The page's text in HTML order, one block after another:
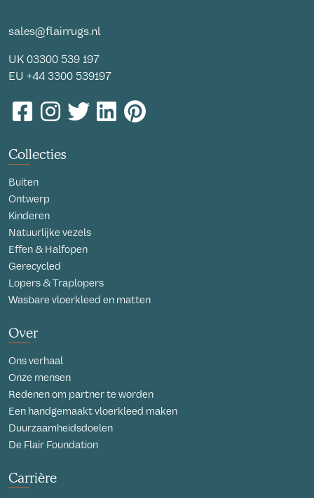
sales@flairrugs.nl
UK 03300 539 197
EU +44 3300 539197
Collecties
Buiten
Ontwerp
Kinderen
Natuurlijke vezels
Effen & Halfopen
Gerecycled
Lopers & Traplopers
Wasbare vloerkleed en matten
Over
Ons verhaal
Onze mensen
Redenen om partner te worden
Een handgemaakt vloerkleed maken
Duurzaamheidsdoelen
De Flair Foundation
Carrière